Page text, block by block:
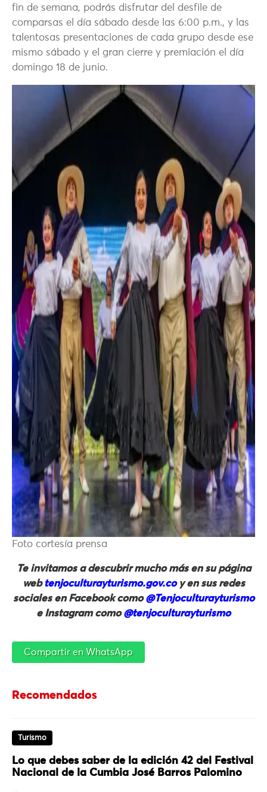
fin de semana, podrás disfrutar del desfile de
comparsas el día sábado desde las 6:00 p.m., y las
talentosas presentaciones de cada grupo desde ese
mismo sábado y el gran cierre y premiación el día
domingo 18 de junio.
Foto cortesía prensa
Te invitamos a descubrir mucho más en su página
web tenjoculturayturismo.gov.co y en sus redes
sociales en Facebook como@Tenjoculturayturismo
e Instagram como@tenjoculturayturismo
Compartir en WhatsApp
Recomendados
Turismo
Lo que debes saber de la edición 42 del Festival
Nacional de la Cumbia José Barros Palomino